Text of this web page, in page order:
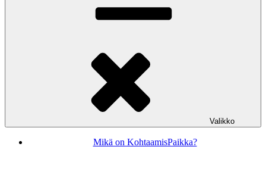
Valikko
Mikä on KohtaamisPaikka?